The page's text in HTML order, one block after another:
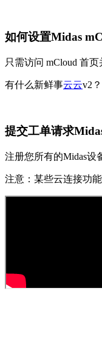
如何设置Midas
只需访问 mCloud 首页
有什么新鲜事云云v2？
提交工单请求
注册您所有的Midas设
注意：某些云连接功